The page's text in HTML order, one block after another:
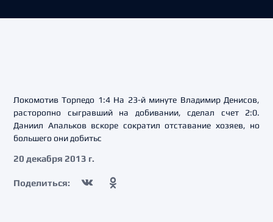
Локомотив Торпедо 1:4 На 23-й минуте Владимир Денисов,
расторопно сыгравший на добивании, сделал счет 2:0.
Даниил Апальков вскоре сократил отставание хозяев, но
большего они добитьс
20 декабря 2013 г.
Поделиться: